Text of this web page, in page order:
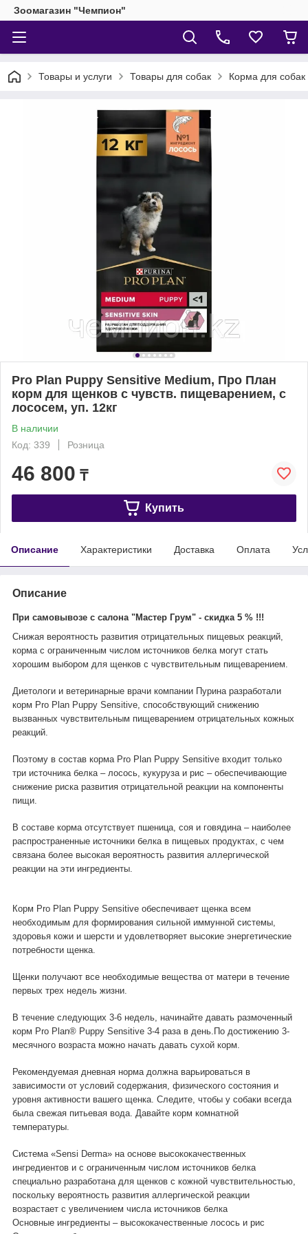
Зоомагазин "Чемпион"
Товары и услуги Товары для собак Корма для собак
Pro Plan Puppy Sensitive Medium, Про План
корм для щенков с чувств. пищеварением, с
лососем, уп. 12кг
В наличии
Код: 339
Розница
46 800 ₸
Купить
Описание Характеристики Доставка Оплата
Описание
При самовывозе с салона "Мастер Грум" - скидка 5 % !!!
Снижая вероятность развития отрицательных пищевых реакций,
корма с ограниченным числом источников белка могут стать
хорошим выбором для щенков с чувствительным пищеварением.
Диетологи и ветеринарные врачи компании Пурина разработали
корм Pro Plan Puppy Sensitive, способствующий снижению
вызванных чувствительным пищеварением отрицательных кожных
реакций.
Поэтому в состав корма Pro Plan Puppy Sensitive входит только
три источника белка – лосось, кукуруза и рис – обеспечивающие
снижение риска развития отрицательной реакции на компоненты
пищи.
В составе корма отсутствует пшеница, соя и говядина – наиболее
распространенные источники белка в пищевых продуктах, с чем
связана более высокая вероятность развития аллергической
реакции на эти ингредиенты.
Корм Pro Plan Puppy Sensitive обеспечивает щенка всем
необходимым для формирования сильной иммунной системы,
здоровья кожи и шерсти и удовлетворяет высокие энергетические
потребности щенка.
Щенки получают все необходимые вещества от матери в течение
первых трех недель жизни.
В течение следующих 3-6 недель, начинайте давать размоченный
корм Pro Plan® Puppy Sensitive 3-4 раза в день.По достижению 3-
месячного возраста можно начать давать сухой корм.
Рекомендуемая дневная норма должна варьироваться в
зависимости от условий содержания, физического состояния и
уровня активности вашего щенка. Следите, чтобы у собаки всегда
была свежая питьевая вода. Давайте корм комнатной
температуры.
Система «Sensi Derma» на основе высококачественных
ингредиентов и с ограниченным числом источников белка
специально разработана для щенков с кожной чувствительностью,
поскольку вероятность развития аллергической реакции
возрастает с увеличением числа источников белка
Основные ингредиенты – высококачественные лосось и рис